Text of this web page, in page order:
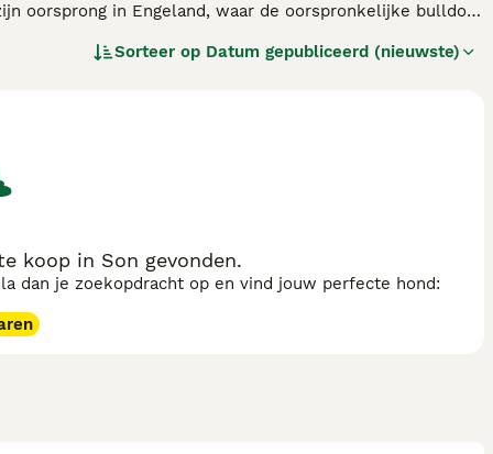
oorsprong in Engeland, waar de oorspronkelijke bulldog
geschikt voor zijn taak in het gevecht met stieren.
gespierde bouw en langere snuit is hij minder gevoelig
bulldog voorkomen. Populaire zoektermen zoals
pups" laten zien dat er veel interesse is in dit ras.
gezelschapshond met de charme van een
Sorteer op Datum gepubliceerd (nieuwste)
koop in Son gevonden.
dan je zoekopdracht op en vind jouw perfecte hond: